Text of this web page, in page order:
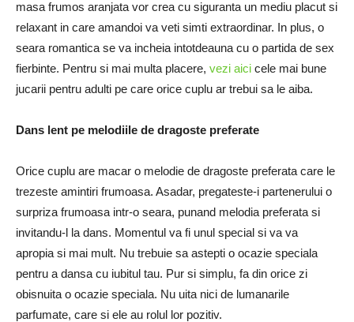
masa frumos aranjata vor crea cu siguranta un mediu placut si
relaxant in care amandoi va veti simti extraordinar. In plus, o
seara romantica se va incheia intotdeauna cu o partida de sex
fierbinte. Pentru si mai multa placere, vezi aici cele mai bune
jucarii pentru adulti pe care orice cuplu ar trebui sa le aiba.
Dans lent pe melodiile de dragoste preferate
Orice cuplu are macar o melodie de dragoste preferata care le
trezeste amintiri frumoasa. Asadar, pregateste-i partenerului o
surpriza frumoasa intr-o seara, punand melodia preferata si
invitandu-l la dans. Momentul va fi unul special si va va
apropia si mai mult. Nu trebuie sa astepti o ocazie speciala
pentru a dansa cu iubitul tau. Pur si simplu, fa din orice zi
obisnuita o ocazie speciala. Nu uita nici de lumanarile
parfumate, care si ele au rolul lor pozitiv.